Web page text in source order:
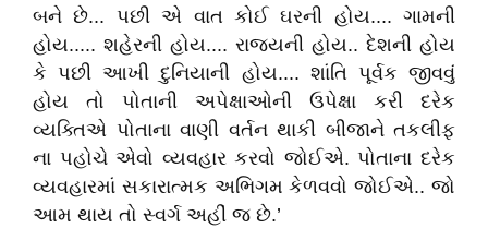
બને છે... પછી એ વાત કોઈ ઘરની હોય.... ગામની
હોય..... શહેરની હોય.... રાજ્યની હોય.. દેશની હોય
કે પછી આખી દુનિયાની હોય.... શાંતિ પૂર્વક જીવવું
હોય તો પોતાની અપેક્ષાઓની ઉપેક્ષા કરી દરેક
વ્યક્તિએ પોતાના વાણી વર્તન થાકી બીજાને તકલીફ
ના પહોચે એવો વ્યવહાર કરવો જોઈએ. પોતાના દરેક
વ્યવહારમાં સકારાત્મક અભિગમ કેળવવો જોઈએ.. જો
આમ થાય તો સ્વર્ગ અહીં જ છે.’